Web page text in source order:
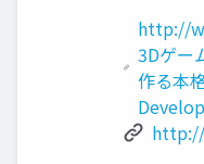
http://
3Dゲー
作る本